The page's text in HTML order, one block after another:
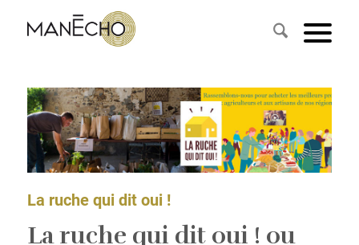
La ruche qui dit oui !
La ruche qui dit oui ! ou